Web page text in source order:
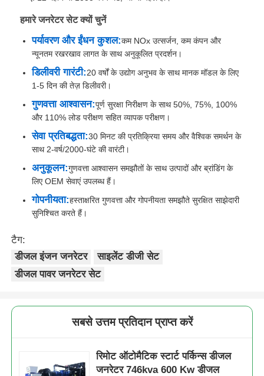
हमारे जनरेटर सेट क्यों चुनें
पर्यावरण और ईंधन कुशल:कम NOx उत्सर्जन, कम कंपन और
न्यूनतम रखरखाव लागत के साथ अनुकूलित प्रदर्शन।
डिलीवरी गारंटी:20 वर्षों के उद्योग अनुभव के साथ मानक मॉडल के लिए
1-5 दिन की तेज़ डिलीवरी।
गुणवत्ता आश्वासन:पूर्ण सुरक्षा निरीक्षण के साथ 50%, 75%, 100%
और 110% लोड परीक्षण सहित व्यापक परीक्षण।
सेवा प्रतिबद्धता:30 मिनट की प्रतिक्रिया समय और वैश्विक समर्थन के
साथ 2-वर्ष/2000-घंटे की वारंटी।
अनुकूलन:गुणवत्ता आश्वासन समझौतों के साथ उत्पादों और ब्रांडिंग के
लिए OEM सेवाएं उपलब्ध हैं।
गोपनीयता:हस्ताक्षरित गुणवत्ता और गोपनीयता समझौते सुरक्षित साझेदारी
सुनिश्चित करते हैं।
टैग:
डीजल इंजन जनरेटर
साइलेंट डीजी सेट
डीजल पावर जनरेटर सेट
सबसे उत्तम प्रतिदान प्राप्त करें
रिमोट ऑटोमैटिक स्टार्ट पर्किन्स डीजल
जनरेटर 746kva 600 Kw डीजल